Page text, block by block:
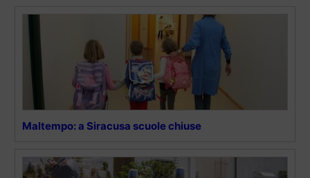
Maltempo: a Siracusa scuole chiuse